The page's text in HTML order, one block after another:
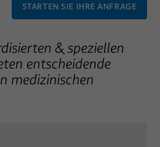
STARTEN SIE IHRE ANFRAGE
& speziellen
entscheidende
medizinischen